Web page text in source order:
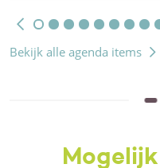
Bekijk alle agenda items